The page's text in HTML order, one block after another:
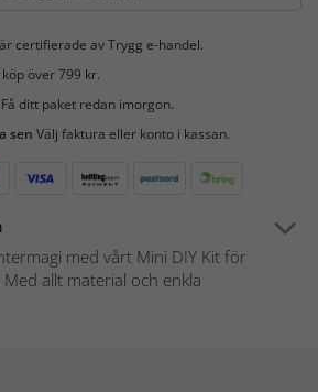
certifierade av Trygg e-handel.
köp över 799 kr.
Få ditt paket redan imorgon.
sen Välj faktura eller konto i kassan.
med vårt Mini DIY Kit för
allt material och enkla